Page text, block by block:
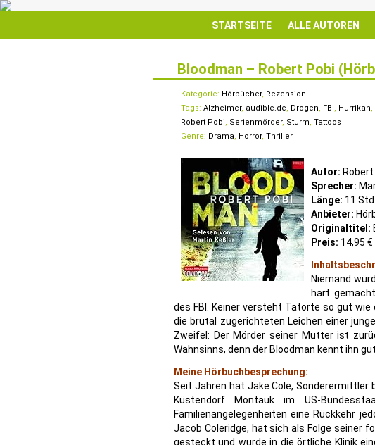
STARTSEITE ALLE AUTOREN
Bloodman – Robert Pobi
Kategorie: Hörbücher, Rezension
Tags: Alzheimer, audible.de, Drogen, FBI, Hurrikan,
Robert Pobi, Serienmörder, Sturm, Tattoos
Genre: Drama, Horror, Thriller
Autor: Robert
Sprecher:
Länge: 11
Anbieter:
Originaltitel:
Preis: 14,95
Niemand
hart
des FBI. Keiner versteht Tatorte so gut
die brutal zugerichteten Leichen einer
Zweifel: Der Mörder seiner Mutter ist
Wahnsinns, denn der Bloodman kennt ihn
Meine Hörbuchbesprechung:
Seit Jahren hat Jake Cole, Sonderermittler
Küstendorf Montauk im US-
Familienangelegenheiten eine Rückkehr
Jacob Coleridge, hat sich als Folge seiner
gesteckt und wurde in die örtliche Klinik